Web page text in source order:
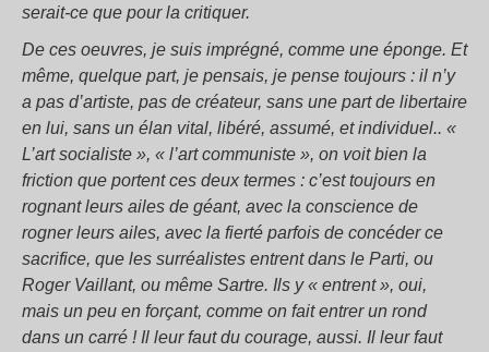
serait-ce que pour la critiquer.
De ces oeuvres, je suis imprégné, comme une éponge. Et
même, quelque part, je pensais, je pense toujours : il n’y
a pas d’artiste, pas de créateur, sans une part de libertaire
en lui, sans un élan vital, libéré, assumé, et individuel.. «
L’art socialiste », « l’art communiste », on voit bien la
friction que portent ces deux termes : c’est toujours en
rognant leurs ailes de géant, avec la conscience de
rogner leurs ailes, avec la fierté parfois de concéder ce
sacrifice, que les surréalistes entrent dans le Parti, ou
Roger Vaillant, ou même Sartre. Ils y « entrent », oui,
mais un peu en forçant, comme on fait entrer un rond
dans un carré ! Il leur faut du courage, aussi. Il leur faut